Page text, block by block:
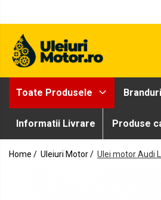
Toate Produsele
Uleiuri Motor
Uleiuri Motor Autoturisme
Uleiuri Motor Camioane
Uleiuri Motor Ambarcațiuni
Toate Produsele Branduri
Informatii Livrare Produse
Home / Uleiuri Motor / Ulei motor Audi